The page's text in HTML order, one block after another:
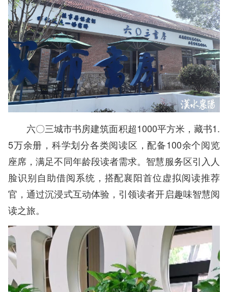
六〇三城市书房建筑面积超1000平方米，藏书1.
5万余册，科学划分各类阅读区，配备100余个阅览
座席，满足不同年龄段读者需求。智慧服务区引入人
脸识别自助借阅系统，搭配襄阳首位虚拟阅读推荐
官，通过沉浸式互动体验，引领读者开启趣味智慧阅
读之旅。